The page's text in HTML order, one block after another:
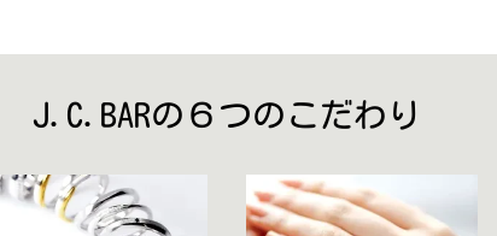
J.C.BARの６つのこだわり